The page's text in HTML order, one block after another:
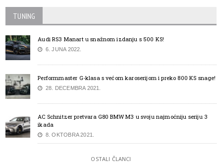
TUNING
Audi RS3 Manart u snažnom izdanju s 500 KS!
6. JUNA 2022.
Performmaster G-klasa s većom karoserijom i preko 800 KS snage!
28. DECEMBRA 2021.
AC Schnitzer pretvara G80 BMW M3 u svoju najmoćniju seriju 3
ikada
8. OKTOBRA 2021.
OSTALI ČLANCI